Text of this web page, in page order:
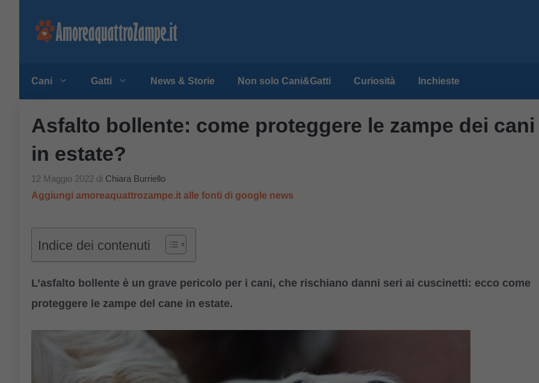
Cani Gatti News & Storie Non solo Cani&Gatti Curiosità Inchieste
Asfalto bollente: come proteggere le zampe dei cani
in estate?
12 Maggio 2022 di Chiara Burriello
Aggiungi amoreaquattrozampe.it alle fonti di google news
Indice dei contenuti
L’asfalto bollente è un grave pericolo per i cani, che rischiano danni seri ai cuscinetti: ecco come
proteggere le zampe del cane in estate.